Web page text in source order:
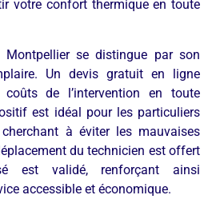
votre confort thermique en toute
Montpellier se distingue par son
Un devis gratuit en ligne
coûts de l’intervention en toute
est idéal pour les particuliers
à éviter les mauvaises
du technicien est offert
est validé, renforçant ainsi
accessible et économique.